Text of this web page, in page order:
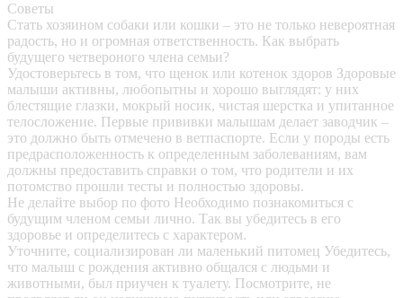
Советы
Стать хозяином собаки или кошки – это не только невероятная
радость, но и огромная ответственность. Как выбрать
будущего четвероного члена семьи?
Удостоверьтесь в том, что щенок или котенок здоров Здоровые
малыши активны, любопытны и хорошо выглядят: у них
блестящие глазки, мокрый носик, чистая шерстка и упитанное
телосложение. Первые прививки малышам делает заводчик –
это должно быть отмечено в ветпаспорте. Если у породы есть
предрасположенность к определенным заболеваниям, вам
должны предоставить справки о том, что родители и их
потомство прошли тесты и полностью здоровы.
Не делайте выбор по фото Необходимо познакомиться с
будущим членом семьи лично. Так вы убедитесь в его
здоровье и определитесь с характером.
Уточните, социализирован ли маленький питомец Убедитесь,
что малыш с рождения активно общался с людьми и
животными, был приучен к туалету. Посмотрите, не